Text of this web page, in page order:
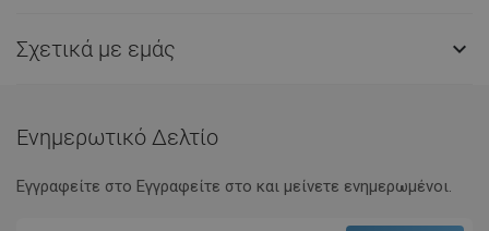
Σχετικά με εμάς 
Ενημερωτικό Δελτίο
Εγγραφείτε στο Eγγραφείτε στο και μείνετε ενημερωμένοι.